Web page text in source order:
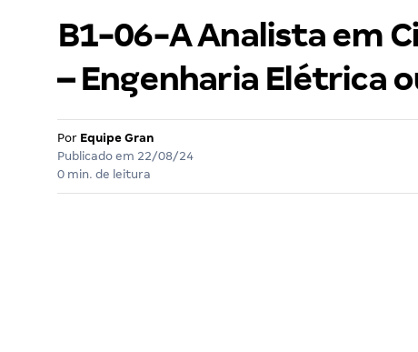
B1-06-A Analista em
– Engenharia Elétrica
Por Equipe Gran
Publicado em 22/08/24
0 min. de leitura